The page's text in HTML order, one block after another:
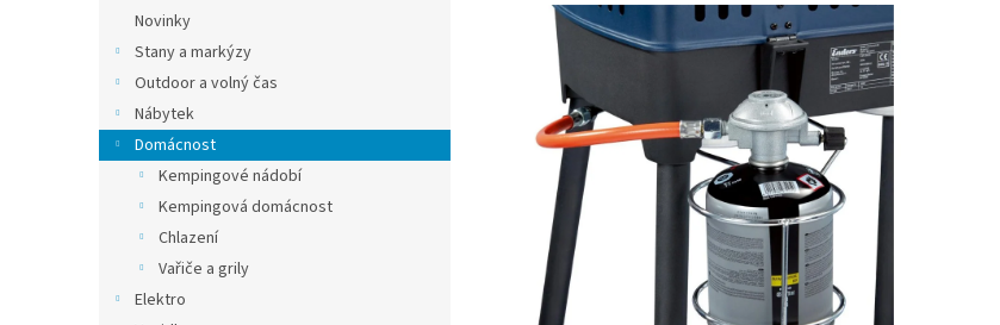
a
Novinky
Stany a markýzy
Outdoor a volný čas
Nábytek
Domácnost
Kempingové nádobí
Kempingová domácnost
Chlazení
Vařiče a grily
Elektro
hvězdiček.